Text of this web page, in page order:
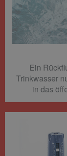
Ein
Trinkwasser
in das